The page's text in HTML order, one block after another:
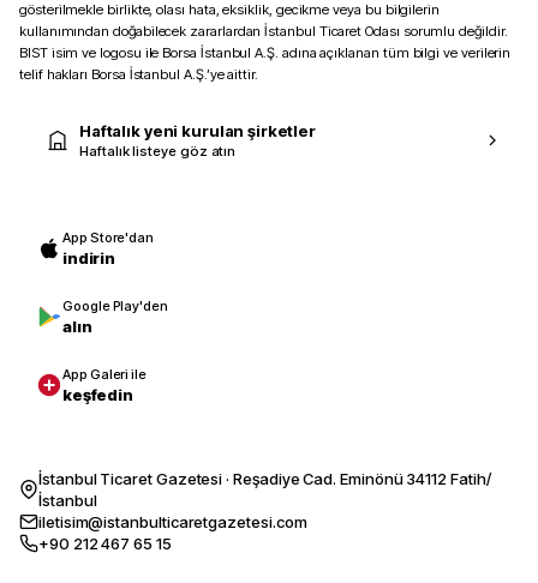
gösterilmekle birlikte, olası hata, eksiklik, gecikme veya bu bilgilerin
kullanımından doğabilecek zararlardan İstanbul Ticaret Odası sorumlu değildir.
BIST isim ve logosu ile Borsa İstanbul A.Ş. adına açıklanan tüm bilgi ve verilerin
telif hakları Borsa İstanbul A.Ş.’ye aittir.
Haftalık yeni kurulan şirketler
Haftalık listeye göz atın
App Store'dan
indirin
Google Play'den
alın
App Galeri ile
keşfedin
İstanbul Ticaret Gazetesi · Reşadiye Cad. Eminönü 34112 Fatih/
İstanbul
iletisim@istanbulticaretgazetesi.com
+90 212 467 65 15